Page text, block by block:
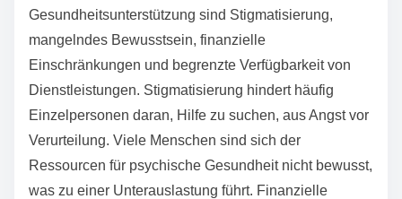
Gesundheitsunterstützung sind Stigmatisierung,
mangelndes Bewusstsein, finanzielle
Einschränkungen und begrenzte Verfügbarkeit von
Dienstleistungen. Stigmatisierung hindert häufig
Einzelpersonen daran, Hilfe zu suchen, aus Angst vor
Verurteilung. Viele Menschen sind sich der
Ressourcen für psychische Gesundheit nicht bewusst,
was zu einer Unterauslastung führt. Finanzielle